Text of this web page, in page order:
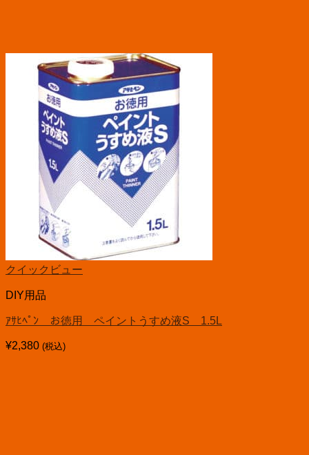
クイックビュー
DIY用品
ｱｻﾋﾍﾟﾝ お徳用 ペイントうすめ液S 1.5L
¥2,380 (税込)